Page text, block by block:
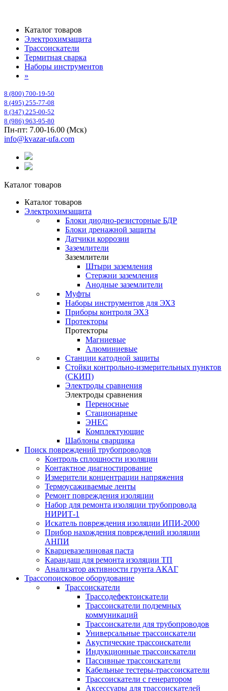
Каталог товаров
Электрохимзащита
Трассоискатели
Термитная сварка
Наборы инструментов
»
8 (800) 700-19-50
8 (495) 255-77-08
8 (347) 225-00-52
8 (986) 963-95-80
Пн-пт: 7.00-16.00 (Мск)
info@kvazar-ufa.com
Каталог товаров
Каталог товаров
Электрохимзащита
Блоки диодно-резисторные БДР
Блоки дренажной защиты
Датчики коррозии
Заземлители
Заземлители
Штыри заземления
Стержни заземления
Анодные заземлители
Муфты
Наборы инструментов для ЭХЗ
Приборы контроля ЭХЗ
Протекторы
Протекторы
Магниевые
Алюминиевые
Станции катодной защиты
Стойки контрольно-измерительных пунктов
(СКИП)
Электроды сравнения
Электроды сравнения
Переносные
Стационарные
ЭНЕС
Комплектующие
Шаблоны сварщика
Поиск повреждений трубопроводов
Контроль сплошности изоляции
Контактное диагностирование
Измерители концентрации напряжения
Термоусаживаемые ленты
Ремонт повреждения изоляции
Набор для ремонта изоляции трубопровода
НИРИТ-1
Искатель повреждения изоляции ИПИ-2000
Прибор нахождения повреждений изоляции
АНПИ
Кварцевазелиновая паста
Карандаш для ремонта изоляции ТП
Анализатор активности грунта АКАГ
Трассопоисковое оборудование
Трассоискатели
Трассодефектоискатели
Трассоискатели подземных
коммуникаций
Трассоискатели для трубопроводов
Универсальные трассоискатели
Акустические трассоискатели
Индукционные трассоискатели
Пассивные трассоискатели
Кабельные тестеры-трассоискатели
Трассоискатели с генератором
Аксессуары для трассоискателей